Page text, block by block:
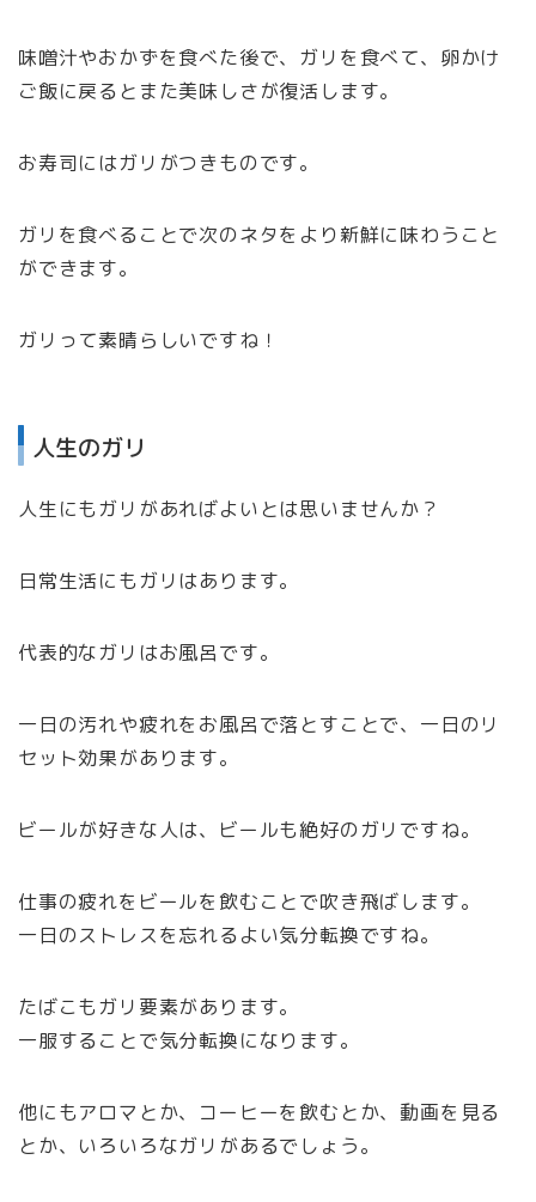
味噌汁やおかずを食べた後で、ガリを食べて、卵かけ
ご飯に戻るとまた美味しさが復活します。
お寿司にはガリがつきものです。
ガリを食べることで次のネタをより新鮮に味わうこと
ができます。
ガリって素晴らしいですね！
人生のガリ
人生にもガリがあればよいとは思いませんか？
日常生活にもガリはあります。
代表的なガリはお風呂です。
一日の汚れや疲れをお風呂で落とすことで、一日のリ
セット効果があります。
ビールが好きな人は、ビールも絶好のガリですね。
仕事の疲れをビールを飲むことで吹き飛ばします。
一日のストレスを忘れるよい気分転換ですね。
たばこもガリ要素があります。
一服することで気分転換になります。
他にもアロマとか、コーヒーを飲むとか、動画を見る
とか、いろいろなガリがあるでしょう。